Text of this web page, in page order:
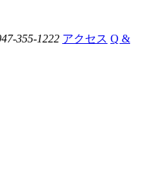
355-1222 アクセス Q &